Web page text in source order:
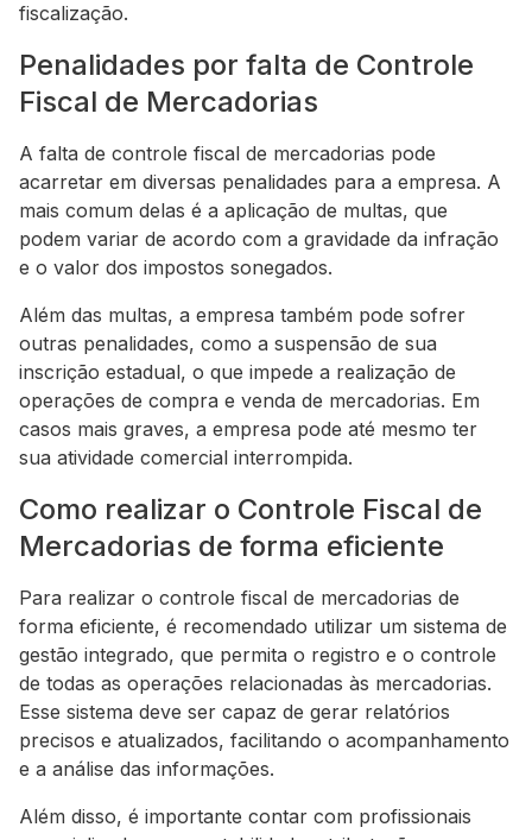
fiscalização.
Penalidades por falta de Controle
Fiscal de Mercadorias
A falta de controle fiscal de mercadorias pode
acarretar em diversas penalidades para a empresa. A
mais comum delas é a aplicação de multas, que
podem variar de acordo com a gravidade da infração
e o valor dos impostos sonegados.
Além das multas, a empresa também pode sofrer
outras penalidades, como a suspensão de sua
inscrição estadual, o que impede a realização de
operações de compra e venda de mercadorias. Em
casos mais graves, a empresa pode até mesmo ter
sua atividade comercial interrompida.
Como realizar o Controle Fiscal de
Mercadorias de forma eficiente
Para realizar o controle fiscal de mercadorias de
forma eficiente, é recomendado utilizar um sistema de
gestão integrado, que permita o registro e o controle
de todas as operações relacionadas às mercadorias.
Esse sistema deve ser capaz de gerar relatórios
precisos e atualizados, facilitando o acompanhamento
e a análise das informações.
Além disso, é importante contar com profissionais